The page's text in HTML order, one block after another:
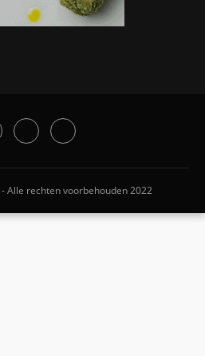
- Alle rechten voorbehouden 2022